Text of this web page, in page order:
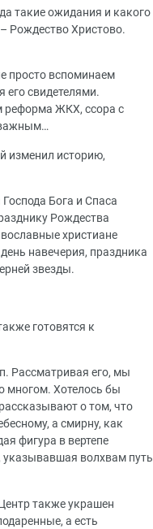
такие ожидания и какого
Рождество Христово.
просто вспоминаем
его свидетелями.
реформа ЖКХ, ссора с
важным…
изменил историю,
Бога и Спаса
Рождества
христиане
навечерия, праздника
звезды.
готовятся к
Рассматривая его, мы
многом. Хотелось бы
о том, что
а смирну, как
фигура в вертепе
указывавшая волхвам путь
также украшен
а есть